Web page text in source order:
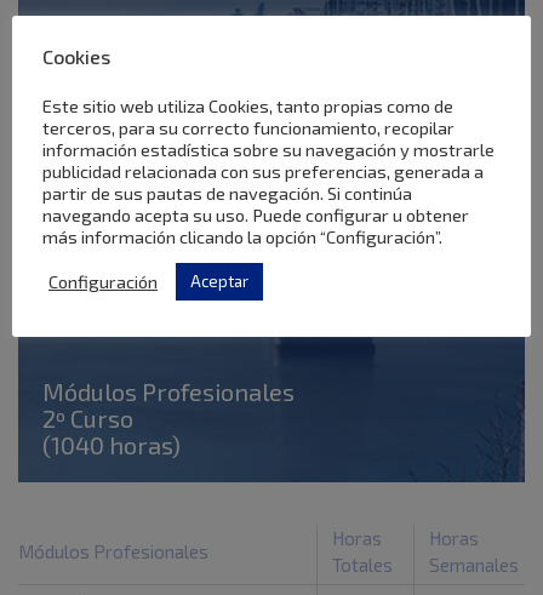
Módulos Profesionales
2º Curso
(1040 horas)
Módulos Profesionales
Horas
Totales
Horas
Semanales
Cookies
Este sitio web utiliza Cookies, tanto propias como de
terceros, para su correcto funcionamiento, recopilar
información estadística sobre su navegación y mostrarle
publicidad relacionada con sus preferencias, generada a
partir de sus pautas de navegación. Si continúa
navegando acepta su uso. Puede configurar u obtener
más información clicando la opción “Configuración”.
Configuración Aceptar